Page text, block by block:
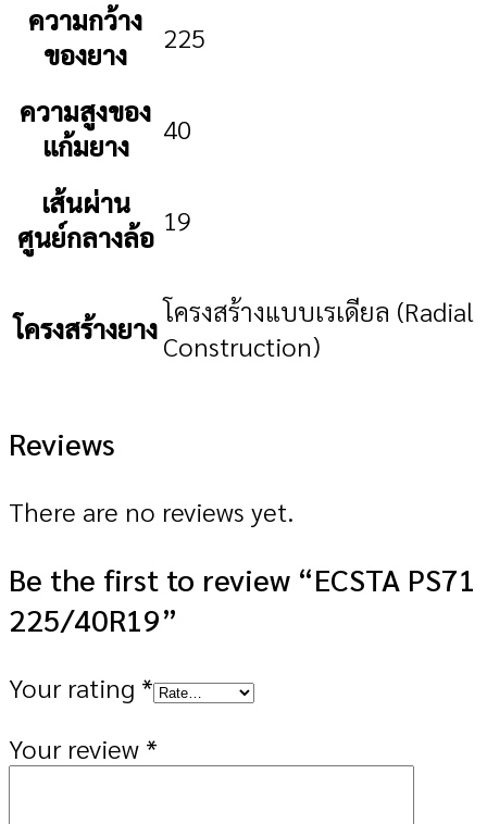
ความกว้าง
ของยาง
225
ความสูงของ
แก้มยาง
40
เส้นผ่าน
ศูนย์กลางล้อ 19
โครงสร้างยางโครงสร้างแบบเรเดียล (Radial
Construction)
Reviews
There are no reviews yet.
Be the first to review “ECSTA PS71
225/40R19”
Your rating *
Your review *